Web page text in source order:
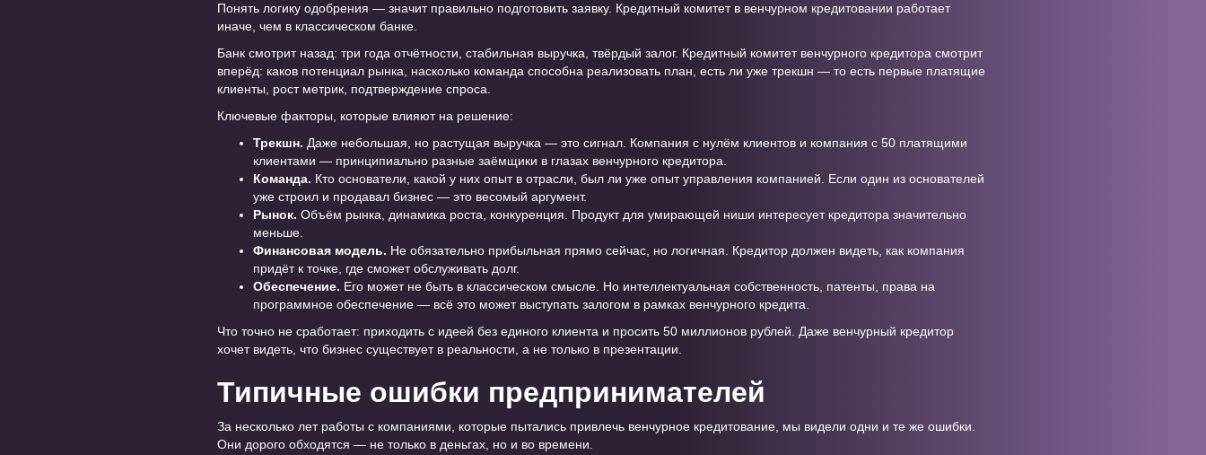
Понять логику одобрения — значит правильно подготовить заявку. Кредитный комитет в венчурном кредитовании работает
иначе, чем в классическом банке.
Банк смотрит назад: три года отчётности, стабильная выручка, твёрдый залог. Кредитный комитет венчурного кредитора смотрит
вперёд: каков потенциал рынка, насколько команда способна реализовать план, есть ли уже трекшн — то есть первые платящие
клиенты, рост метрик, подтверждение спроса.
Ключевые факторы, которые влияют на решение:
Трекшн. Даже небольшая, но растущая выручка — это сигнал. Компания с нулём клиентов и компания с 50 платящими
клиентами — принципиально разные заёмщики в глазах венчурного кредитора.
Команда. Кто основатели, какой у них опыт в отрасли, был ли уже опыт управления компанией. Если один из основателей
уже строил и продавал бизнес — это весомый аргумент.
Рынок. Объём рынка, динамика роста, конкуренция. Продукт для умирающей ниши интересует кредитора значительно
меньше.
Финансовая модель. Не обязательно прибыльная прямо сейчас, но логичная. Кредитор должен видеть, как компания
придёт к точке, где сможет обслуживать долг.
Обеспечение. Его может не быть в классическом смысле. Но интеллектуальная собственность, патенты, права на
программное обеспечение — всё это может выступать залогом в рамках венчурного кредита.
Что точно не сработает: приходить с идеей без единого клиента и просить 50 миллионов рублей. Даже венчурный кредитор
хочет видеть, что бизнес существует в реальности, а не только в презентации.
Типичные ошибки предпринимателей
За несколько лет работы с компаниями, которые пытались привлечь венчурное кредитование, мы видели одни и те же ошибки.
Они дорого обходятся — не только в деньгах, но и во времени.